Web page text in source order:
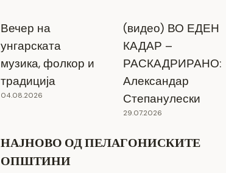
Вечер на
унгарската
музика, фолкор и
традиција
04.08.2026
(видео) ВО ЕДЕН
КАДАР –
РАСКАДРИРАНО:
Александар
Степанулески
29.07.2026
НАЈНОВО ОД ПЕЛАГОНИСКИТЕ
ОПШТИНИ